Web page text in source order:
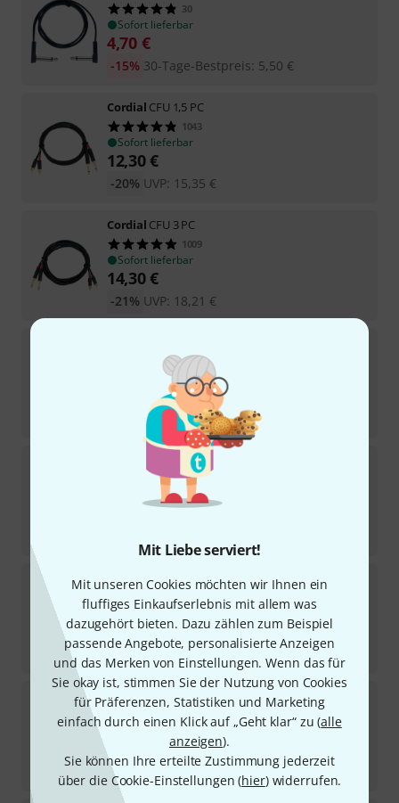
Mit Liebe serviert!
Mit unseren Cookies möchten wir Ihnen ein
fluffiges Einkaufserlebnis mit allem was
dazugehört bieten. Dazu zählen zum Beispiel
passende Angebote, personalisierte Anzeigen
und das Merken von Einstellungen. Wenn das für
Sie okay ist, stimmen Sie der Nutzung von Cookies
für Präferenzen, Statistiken und Marketing
einfach durch einen Klick auf „Geht klar“ zu (alle
anzeigen).
Sie können Ihre erteilte Zustimmung jederzeit
über die Cookie-Einstellungen (hier) widerrufen.
30
Sofort lieferbar
4,70 €
30-Tage-Bestpreis: 5,50 €
-15%
Cordial CFU 1,5 PC
1043
Sofort lieferbar
12,30€
UVP: 15,35 €
-20%
Cordial CFU 3 PC
1009
Sofort lieferbar
14,30€
UVP: 18,21 €
-21%
586
Sofort lieferbar
30-Tage-Bestpreis:7,90
CFM 6 FV
310
Sofort lieferbar
€
CFM 0.3 VV
341
Sofort lieferbar
7,20 €
30-Tage-Bestpreis:7,90 €
-9%
Cordial CFD 0,9 AA
240
Sofort lieferbar
30-Tage-Bestpreis:6,50 €
-18%